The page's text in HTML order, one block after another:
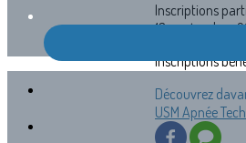
Inscriptions
13-septembre-
Inscriptions
Découvrez
USM Apnée